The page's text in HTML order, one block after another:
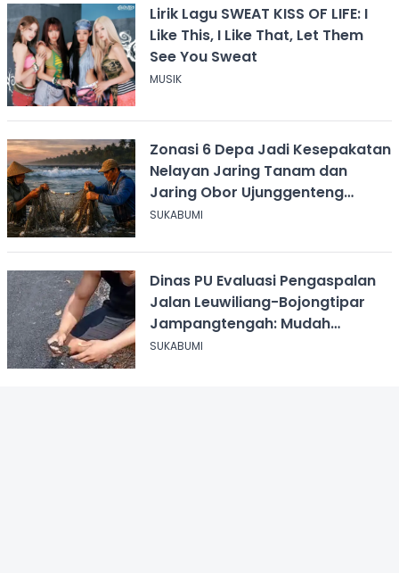
Lirik Lagu SWEAT KISS OF LIFE: I
Like This, I Like That, Let Them
See You Sweat
MUSIK
Zonasi 6 Depa Jadi Kesepakatan
Nelayan Jaring Tanam dan
Jaring Obor Ujunggenteng
Sukabumi
SUKABUMI
Dinas PU Evaluasi Pengaspalan
Jalan Leuwiliang-Bojongtipar
Jampangtengah: Mudah
Mengelupas
SUKABUMI